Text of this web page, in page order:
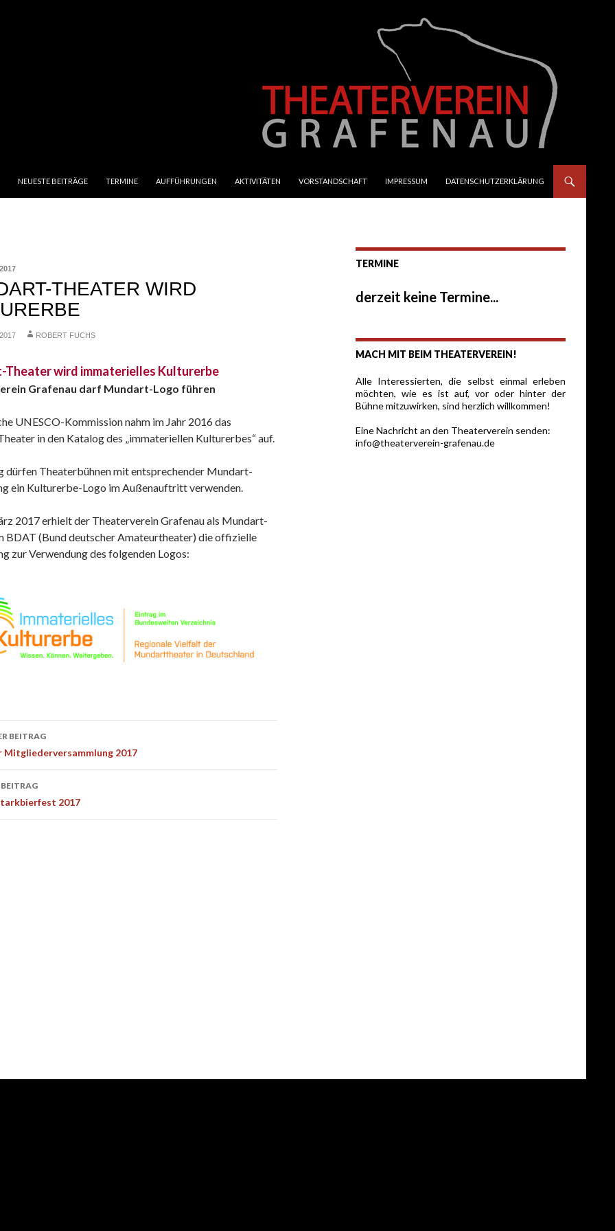
NEUESTE BEITRÄGE
TERMINE AUFFÜHRUNGEN AKTIVITÄTEN VORSTANDSCHAFT IMPRESSUM DATENSCHUTZERKLÄRUNG
THEATER WIRD
ROBERT FUCHS
Theater wird immaterielles Kulturerbe
Grafenau darf Mundart-Logo führen
UNESCO-Kommission nahm im Jahr 2016 das
in den Katalog des „immateriellen Kulturerbes“ auf.
dürfen Theaterbühnen mit entsprechender Mundart-
ein Kulturerbe-Logo im Außenauftritt verwenden.
2017 erhielt der Theaterverein Grafenau als Mundart-
BDAT (Bund deutscher Amateurtheater) die offizielle
zur Verwendung des folgenden Logos:
BEITRAG
Mitgliederversammlung 2017
2017
TERMINE
derzeit keine Termine...
MACH MIT BEIM THEATERVEREIN!
Alle Interessierten, die selbst einmal erleben
möchten, wie es ist auf, vor oder hinter der
Bühne mitzuwirken, sind herzlich willkommen!
Eine Nachricht an den Theaterverein senden:
info@theaterverein-grafenau.de